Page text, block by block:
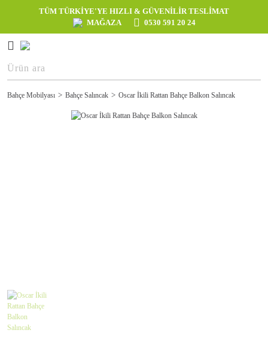
TÜM TÜRKİYE'YE HIZLI & GÜVENİLİR TESLİMAT
MAĞAZA
0530 591 20 24
Bahçe Mobilyası Bahçe Salıncak Oscar İkili Rattan Bahçe Balkon Salıncak